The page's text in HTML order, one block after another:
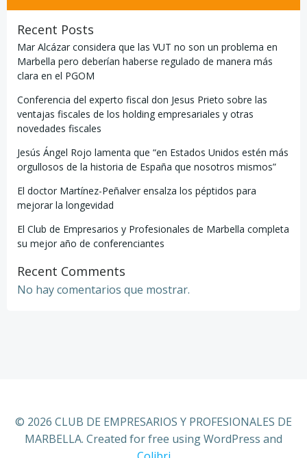
Recent Posts
Mar Alcázar considera que las VUT no son un problema en
Marbella pero deberían haberse regulado de manera más
clara en el PGOM
Conferencia del experto fiscal don Jesus Prieto sobre las
ventajas fiscales de los holding empresariales y otras
novedades fiscales
Jesús Ángel Rojo lamenta que “en Estados Unidos estén más
orgullosos de la historia de España que nosotros mismos”
El doctor Martínez-Peñalver ensalza los péptidos para
mejorar la longevidad
El Club de Empresarios y Profesionales de Marbella completa
su mejor año de conferenciantes
Recent Comments
No hay comentarios que mostrar.
© 2026 CLUB DE EMPRESARIOS Y PROFESIONALES DE
MARBELLA. Created for free using WordPress and